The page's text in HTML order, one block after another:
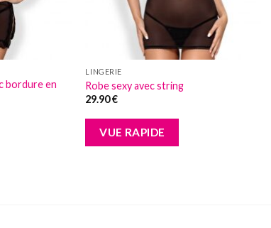
bordure en
LINGERIE
Robe sexy avec string
29.90€
VUE RAPIDE